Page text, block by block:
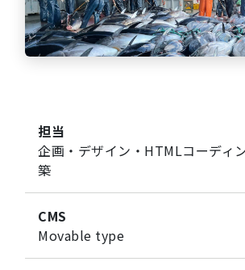
担当
企画・デザイン・HTMLコーディ
築
CMS
Movable type